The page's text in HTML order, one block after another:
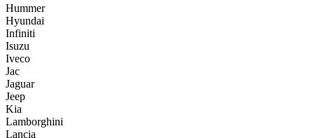
Hummer
Hyundai
Infiniti
Isuzu
Iveco
Jac
Jaguar
Jeep
Kia
Lamborghini
Lancia